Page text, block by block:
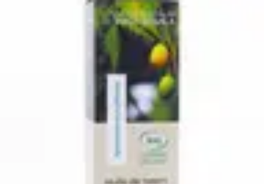
Santé et Bien-êtrePratiques et Rituels
Plantes et Remèdes